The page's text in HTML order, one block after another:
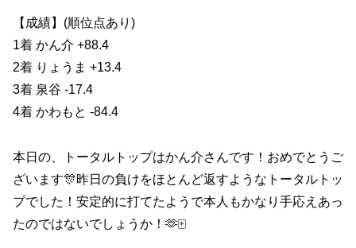
【成績】(順位点あり)
1着 かん介 +88.4
2着 りょうま +13.4
3着 泉谷 -17.4
4着 かわもと -84.4
本日の、トータルトップはかん介さんです！おめでとうご
ざいます🎊昨日の負けをほとんど返すようなトータルトッ
プでした！安定的に打てたようで本人もかなり手応えあっ
たのではないでしょうか！🫶🀄️